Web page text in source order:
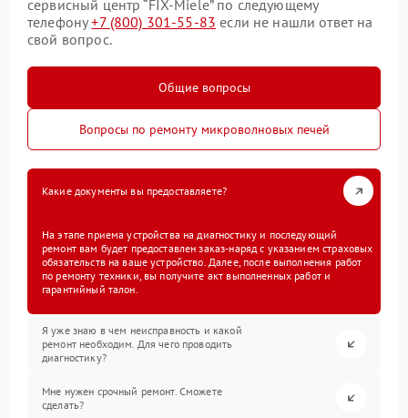
сервисный центр “FIX-Miele” по следующему
телефону+7 (800) 301-55-83 если не нашли ответ на
свой вопрос.
Общие вопросы
Вопросы по ремонту микроволновых печей
Какие документы вы предоставляете?
На этапе приема устройства на диагностику и последующий
ремонт вам будет предоставлен заказ-наряд с указанием страховых
обязательств на ваше устройство. Далее, после выполнения работ
по ремонту техники, вы получите акт выполненных работ и
гарантийный талон.
Я уже знаю в чем неисправность и какой
ремонт необходим. Для чего проводить
диагностику?
Мне нужен срочный ремонт. Сможете
сделать?